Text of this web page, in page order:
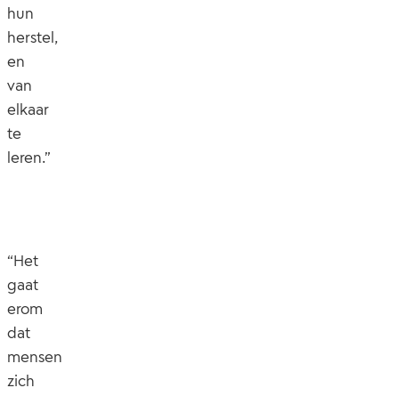
hun
herstel,
en
van
elkaar
te
leren.”
“Het
gaat
erom
dat
mensen
zich